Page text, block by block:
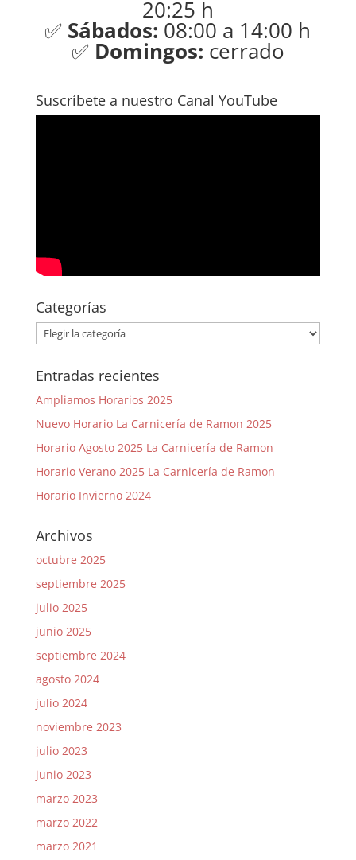
20:25 h
✅ Sábados: 08:00 a 14:00 h
✅ Domingos: cerrado
Suscríbete a nuestro Canal YouTube
Categorías
Categorías
Entradas recientes
Ampliamos Horarios 2025
Nuevo Horario La Carnicería de Ramon 2025
Horario Agosto 2025 La Carnicería de Ramon
Horario Verano 2025 La Carnicería de Ramon
Horario Invierno 2024
Archivos
octubre 2025
septiembre 2025
julio 2025
junio 2025
septiembre 2024
agosto 2024
julio 2024
noviembre 2023
julio 2023
junio 2023
marzo 2023
marzo 2022
marzo 2021